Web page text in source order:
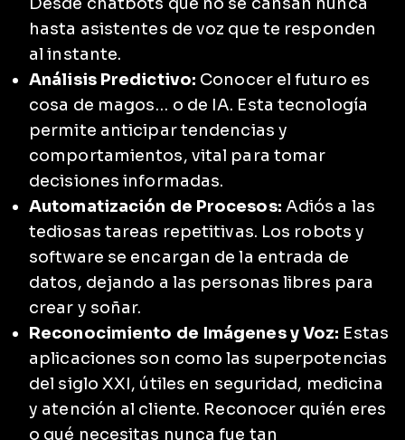
hasta asistentes de voz que te responden
al instante.
Análisis Predictivo: Conocer el futuro es
cosa de magos… o de IA. Esta tecnología
permite anticipar tendencias y
comportamientos, vital para tomar
decisiones informadas.
Automatización de Procesos: Adiós a las
tediosas tareas repetitivas. Los robots y
software se encargan de la entrada de
datos, dejando a las personas libres para
crear y soñar.
Reconocimiento de Imágenes y Voz: Estas
aplicaciones son como las superpotencias
del siglo XXI, útiles en seguridad, medicina
y atención al cliente. Reconocer quién eres
o qué necesitas nunca fue tan